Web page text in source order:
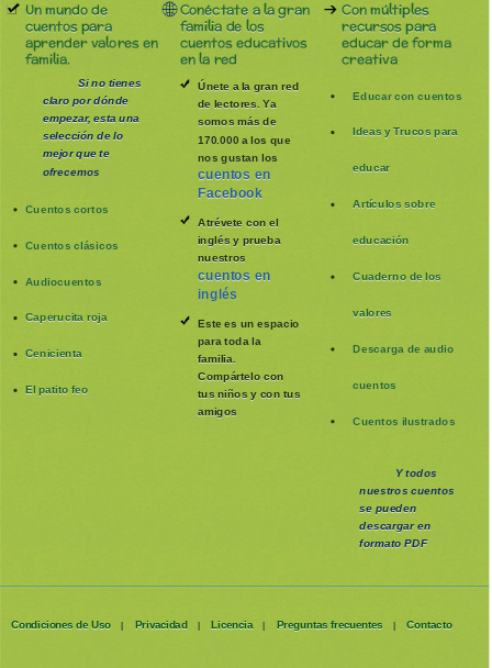
Un mundo de
cuentos para
aprender valores en
familia.
Si no tienes
claro por dónde
empezar, esta una
selección de lo
mejor que te
ofrecemos
Cuentos cortos
Cuentos clásicos
Audiocuentos
Caperucita roja
Cenicienta
El patito feo
Conéctate a la gran
familia de los
cuentos educativos
en la red
Únete a la gran red
de lectores. Ya
somos más de
170.000 a los que
nos gustan los
cuentos en
Facebook
Atrévete con el
inglés y prueba
nuestros
cuentos en
inglés
Este es un espacio
para toda la
familia
Compártelo con
tus niños y con tus
amigos
Con múltiples
recursos para
educar de forma
creativa
Educar con cuentos
Ideas y Trucos para
educar
Artículos sobre
educación
Cuaderno de los
valores
Descarga de audio
cuentos
Cuentos ilustrados
Y todos
nuestros cuentos
se pueden
descargar en
formato PDF
Condiciones de Uso | Privacidad | Licencia | Preguntas frecuentes | Contacto